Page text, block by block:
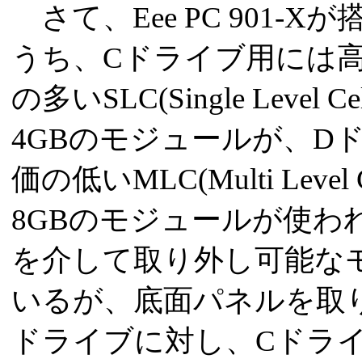
さて、Eee PC 901-Xが
うち、Cドライブ用には
の多いSLC(Single Level
4GBのモジュールが、D
価の低いMLC(Multi Level
8GBのモジュールが使わ
を介して取り外し可能
いるが、底面パネルを取
ドライブに対し、Cドラ